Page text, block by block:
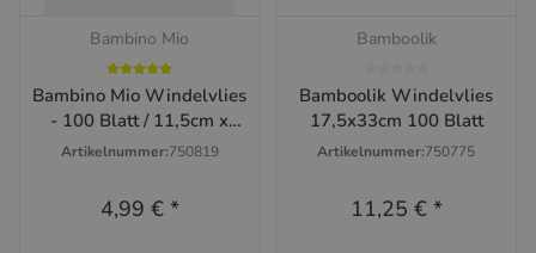
Bambino Mio
Bambino Mio Windelvlies
- 100 Blatt / 11,5cm x
29cm
Artikelnummer:750819
4,99 € *
Bamboolik
Bamboolik Windelvlies
17,5x33cm 100 Blatt
Artikelnummer:750775
11,25 € *